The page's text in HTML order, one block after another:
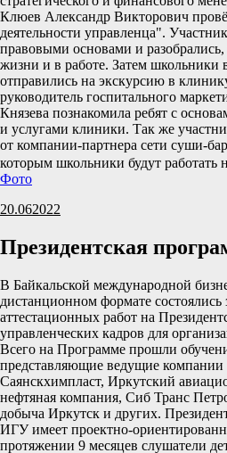
Клюев Александр Викторович
деятельности управленца".
правовыми основами и
жизни и в работе. Затем школьники
отправились на экскурсию в
руководитель госпитального
Князева познакомила ребят с
и услугами клиники. Так же
от компании-партнера сети суши-
которым школьники будут работать
Фото
20.062022
Президентская
В Байкальской международной
дистанционном формате
аттестационных работ на
управленческих кадров для
Всего на Программе прошли
представляющие ведущие компании
Саянскхимпласт, Иркутский
нефтяная компания, Сиб Транс
добыча Иркутск и других.
ИГУ имеет проектно-
протяжении 9 месяцев слушатели